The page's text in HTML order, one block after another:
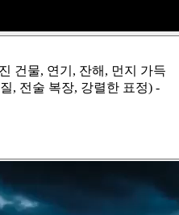
건물, 연기, 잔해, 먼지 가득
, 전술 복장, 강렬한 표정) -